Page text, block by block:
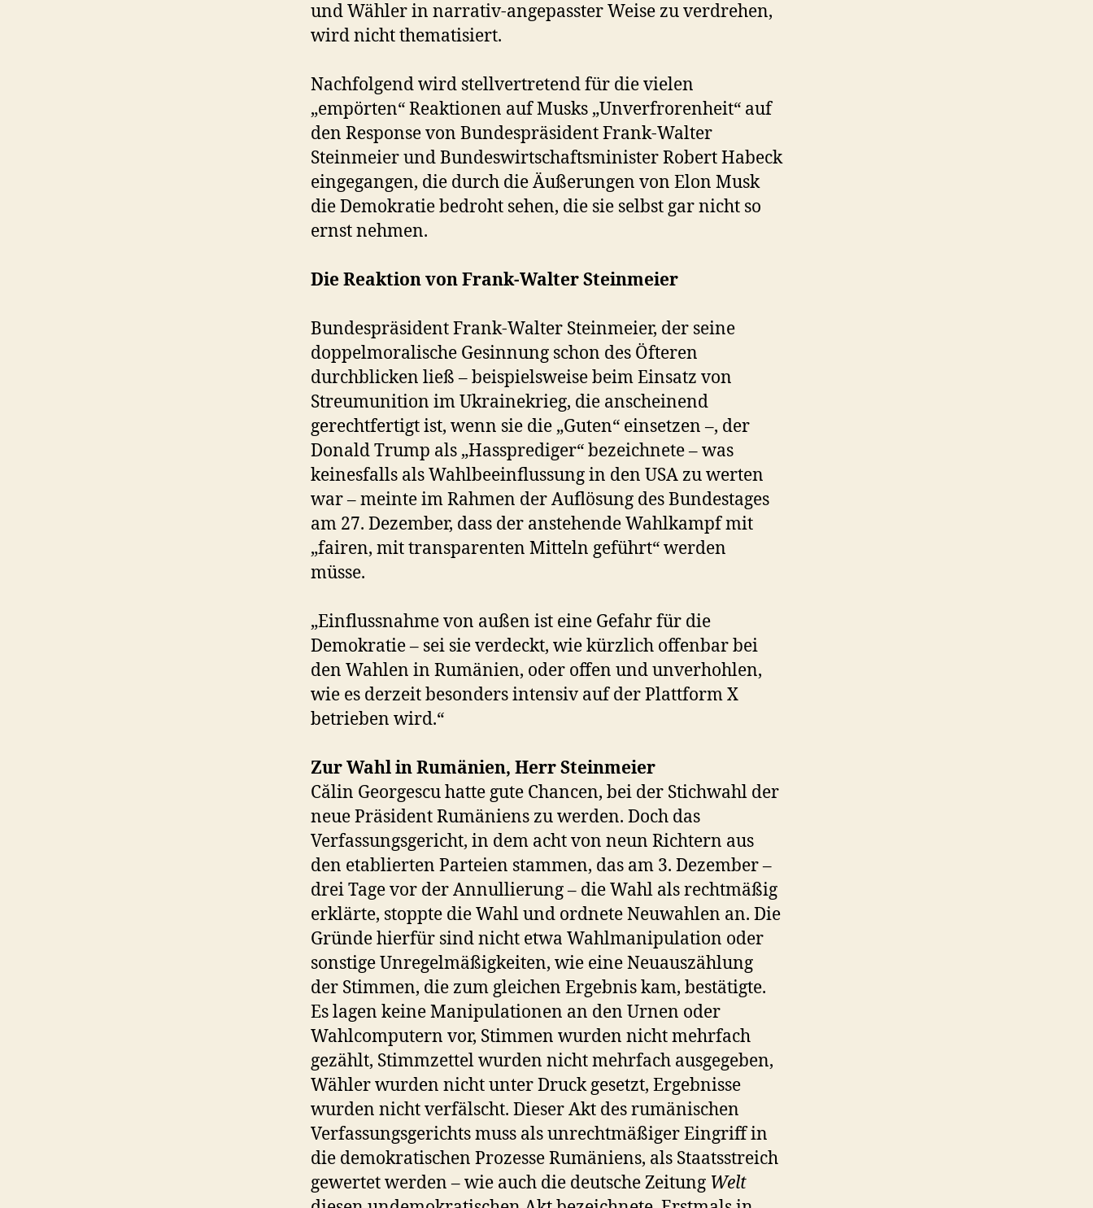
und Wähler in narrativ-angepasster Weise zu verdrehen,
wird nicht thematisiert.
Nachfolgend wird stellvertretend für die vielen
„empörten“ Reaktionen auf Musks „Unverfrorenheit“ auf
den Response von Bundespräsident Frank-Walter
Steinmeier und Bundeswirtschaftsminister Robert Habeck
eingegangen, die durch die Äußerungen von Elon Musk
die Demokratie bedroht sehen, die sie selbst gar nicht so
ernst nehmen.
Die Reaktion von Frank-Walter Steinmeier
Bundespräsident Frank-Walter Steinmeier, der seine
doppelmoralische Gesinnung schon des Öfteren
durchblicken ließ – beispielsweise beim Einsatz von
Streumunition im Ukrainekrieg, die anscheinend
gerechtfertigt ist, wenn sie die „Guten“ einsetzen –, der
Donald Trump als „Hassprediger“ bezeichnete – was
keinesfalls als Wahlbeeinflussung in den USA zu werten
war – meinte im Rahmen der Auflösung des Bundestages
am 27. Dezember, dass der anstehende Wahlkampf mit
„fairen, mit transparenten Mitteln geführt“ werden
müsse.
„Einflussnahme von außen ist eine Gefahr für die
Demokratie – sei sie verdeckt, wie kürzlich offenbar bei
den Wahlen in Rumänien, oder offen und unverhohlen,
wie es derzeit besonders intensiv auf der Plattform X
betrieben wird.“
Zur Wahl in Rumänien, Herr Steinmeier
Călin Georgescu hatte gute Chancen, bei der Stichwahl der
neue Präsident Rumäniens zu werden. Doch das
Verfassungsgericht, in dem acht von neun Richtern aus
den etablierten Parteien stammen, das am 3. Dezember –
drei Tage vor der Annullierung – die Wahl als rechtmäßig
erklärte, stoppte die Wahl und ordnete Neuwahlen an. Die
Gründe hierfür sind nicht etwa Wahlmanipulation oder
sonstige Unregelmäßigkeiten, wie eine Neuauszählung
der Stimmen, die zum gleichen Ergebnis kam, bestätigte.
Es lagen keine Manipulationen an den Urnen oder
Wahlcomputern vor, Stimmen wurden nicht mehrfach
gezählt, Stimmzettel wurden nicht mehrfach ausgegeben,
Wähler wurden nicht unter Druck gesetzt, Ergebnisse
wurden nicht verfälscht. Dieser Akt des rumänischen
Verfassungsgerichts muss als unrechtmäßiger Eingriff in
die demokratischen Prozesse Rumäniens, als Staatsstreich
gewertet werden – wie auch die deutsche Zeitung Welt